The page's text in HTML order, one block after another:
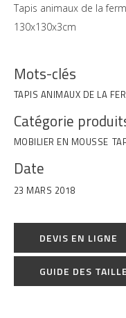
Tapis animaux de la
130x130x3cm
Mots-clés
TAPIS ANIMAUX DE LA
Catégorie
MOBILIER EN MOUSSE
Date
23 MARS 2018
DEVIS EN LIGNE
GUIDE DES